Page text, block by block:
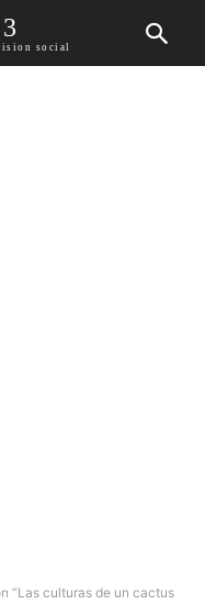
social
“Las culturas de un cactus